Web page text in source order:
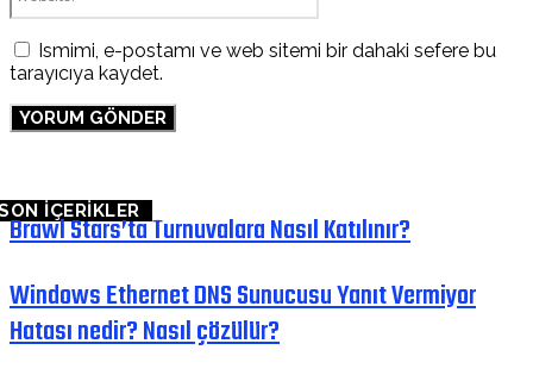
Ismimi, e-postamı ve web sitemi bir dahaki sefere bu
tarayıcıya kaydet.
İÇERİKLER
Brawl Stars’ta Turnuvalara Nasıl Katılınır?
Windows Ethernet DNS Sunucusu Yanıt Vermiyor
Hatası nedir? Nasıl çözülür?